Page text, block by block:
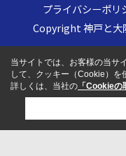
プライバシーポリ
Copyright 神戸と
当サイトでは、お客様の当サ
して、クッキー（Cookie）を
詳しくは、当社の 「Cookieの